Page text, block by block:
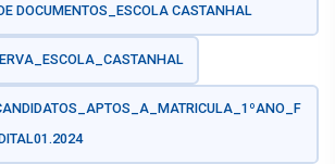
DOCUMENTOS_ESCOLA CASTANHAL